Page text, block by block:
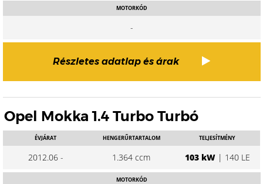
MOTORKÓD
-
Részletes adatlap és árak
Opel Mokka 1.4 Turbo Turbó
ÉVJÁRAT
2012.06 -
HENGERŰRTARTALOM
1.364 ccm
TELJESÍTMÉNY
103 kW| 140 LE
MOTORKÓD